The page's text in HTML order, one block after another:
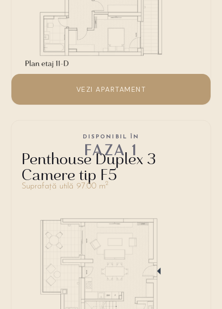
VEZI APARTAMENT
Penthouse Duplex 3
Camere tip F5
Suprafață utilă 97.00 m2
DISPONIBIL ÎN
FAZA 1